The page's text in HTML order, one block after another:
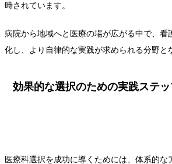
時されています。
病院から地域へと医療の場が広がる中で、看
化し、より自律的な実践が求められる分野と
効果的な選択のための実践ステ
医療科選択を成功に導くためには、体系的な